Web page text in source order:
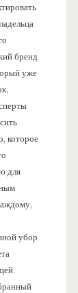
бренд
уже
которое
для
убор